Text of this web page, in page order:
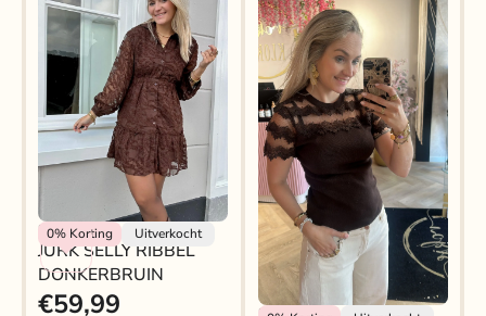
0% Korting Uitverkocht
Rokjeklokje
JURK SELLY RIBBEL
DONKERBRUIN
€59,99